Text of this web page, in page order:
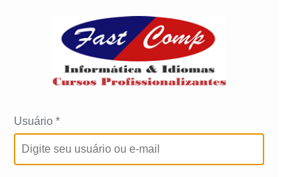
Usuário *